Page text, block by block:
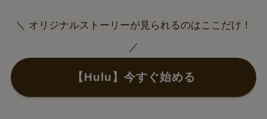
＼ オリジナルストーリーが見られるのはここだけ！
／
【Hulu】今すぐ始める